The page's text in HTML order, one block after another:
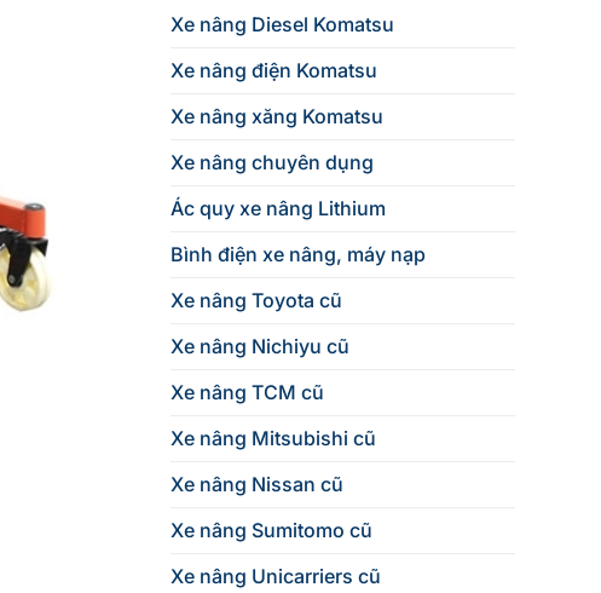
Xe nâng Diesel Komatsu
Xe nâng điện Komatsu
Xe nâng xăng Komatsu
Xe nâng chuyên dụng
Ác quy xe nâng Lithium
Bình điện xe nâng, máy nạp
Xe nâng Toyota cũ
Xe nâng Nichiyu cũ
Xe nâng TCM cũ
Xe nâng Mitsubishi cũ
Xe nâng Nissan cũ
Xe nâng Sumitomo cũ
Xe nâng Unicarriers cũ